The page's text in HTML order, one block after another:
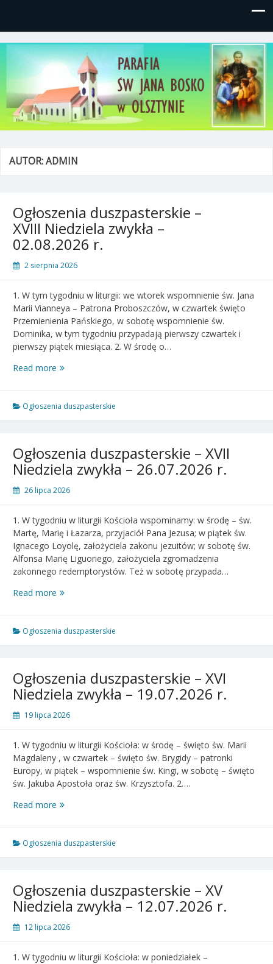
Parafia św, Jana Bosko w
Olsztynie
Gutkowo, ul. Żółkiewskiego 1
AUTOR:ADMIN
Ogłoszenia duszpasterskie –
XVIII Niedziela zwykła –
02.08.2026 r.
2 sierpnia 2026
1. W tym tygodniu w liturgii: we wtorek wspomnienie św. Jana
Marii Vianneya – Patrona Proboszczów, w czwartek święto
Przemienienia Pańskiego, w sobotę wspomnienie św.
Dominika, w tym tygodniu przypadają pierwszy czwartek i
pierwszy piątek miesiąca. 2. W środę o…
Read more Ogłoszenia
XVIII
Niedziela
02.08.2026
r.
Ogłoszenia duszpasterskie
Ogłoszenia duszpasterskie – XVII
Niedziela zwykła – 26.07.2026 r.
26 lipca 2026
1. W tygodniu w liturgii Kościoła wspominamy: w środę – św.
Martę, Marię i Łazarza, przyjaciół Pana Jezusa; w piątek św.
Ignacego Loyolę, założyciela zakonu jezuitów; w sobotę św.
Alfonsa Marię Liguoriego, założyciela zgromadzenia
zakonnego redemptorystów. Też w sobotę przypada…
Read more Ogłoszenia
XVII
Niedziela
26.07.2026
r.
Ogłoszenia duszpasterskie
Ogłoszenia duszpasterskie – XVI
Niedziela zwykła – 19.07.2026 r.
19 lipca 2026
1. W tygodniu w liturgii Kościoła: w środę – święto św. Marii
Magdaleny , w czwartek – święto św. Brygidy – patronki
Europy, w piątek – wspomnienie św. Kingi, w sobotę – święto
św. Jakuba Apostoła oraz św. Krzysztofa. 2….
Read more Ogłoszenia
XVI
Niedziela
19.07.2026
r.
Ogłoszenia duszpasterskie
Ogłoszenia duszpasterskie – XV
Niedziela zwykła – 12.07.2026 r.
12 lipca 2026
1. W tygodniu w liturgii Kościoła: w poniedziałek –